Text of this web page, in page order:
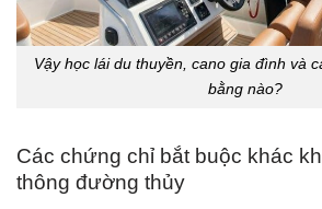
Vậy học lái du thuyền, cano gia đình và
bằng nào?
Các chứng chỉ bắt buộc khác
thông đường thủy